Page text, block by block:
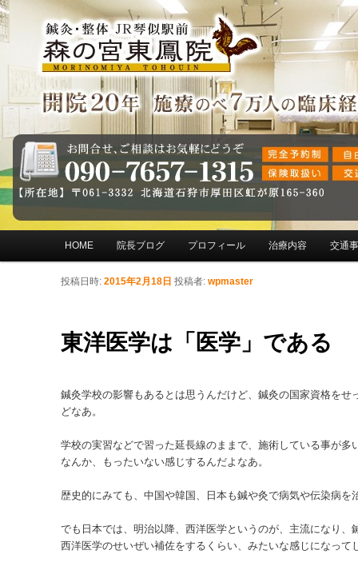
メインメニュー
メインコンテンツへ移動
サブコンテンツへ移動
HOME 院長ブログ プロフィール 治療内容 交通
東洋医学は「医学」である
投稿日時: 2015年2月18日 投稿者: wpmaster
鍼灸学校の影響もあるとは思うんだけど、鍼灸の国家資格を
どなあ。
学校の実習などで習った延長線のままで、施術している事が
なんか、もったいない感じするんだよなあ。
歴史的にみても、中国や韓国、日本も鍼や灸で病気や伝染病を
でも日本では、明治以降、西洋医学というのが、主流になり
西洋医学のせいぜい補佐をするくらい、みたいな感じになって